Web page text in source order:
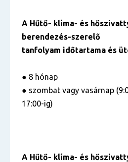
A Hűtő- klíma- és
berendezés-szerelő
tanfolyam időtartama és
● 8 hónap
● szombat vagy vasárnap
17:00-ig)
A Hűtő- klíma- és